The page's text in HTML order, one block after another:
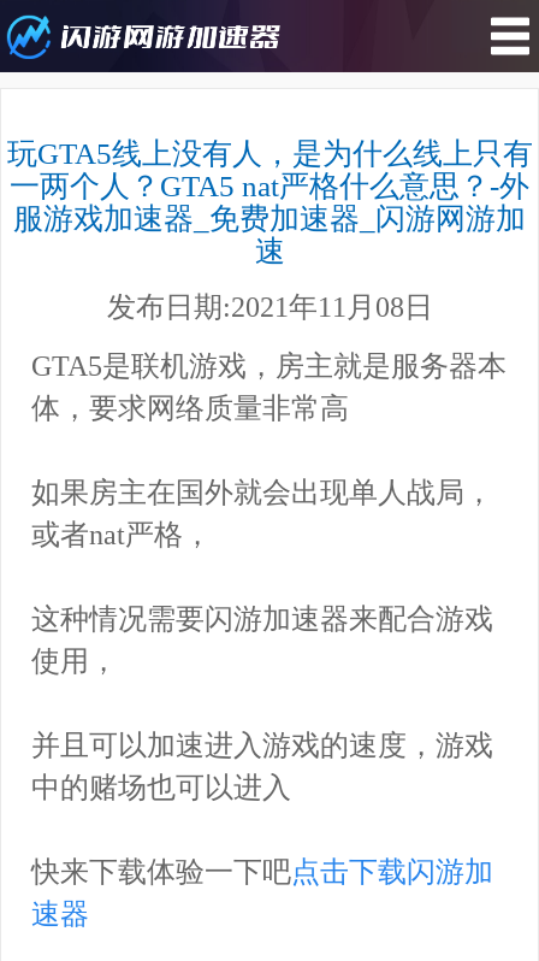
上没有人，是为什么线上只有一两个
人？GTA5 nat严格什么意思？-外服
游戏加速器_免费加速器_闪游网游加
玩GTA5线上没有人，是为什么线上只有
一两个人？GTA5 nat严格什么意思？-外
服游戏加速器_免费加速器_闪游网游加
速
发布日期:2021年11月08日
GTA5是联机游戏，房主就是服务器本
体，要求网络质量非常高
如果房主在国外就会出现单人战局，
或者nat严格，
这种情况需要闪游加速器来配合游戏
使用，
并且可以加速进入游戏的速度，游戏
中的赌场也可以进入
快来下载体验一下吧点击下载闪游加
速器